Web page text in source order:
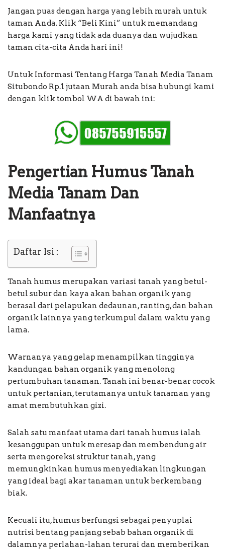
Jangan puas dengan harga yang lebih murah untuk
taman Anda. Klik “Beli Kini” untuk memandang
harga kami yang tidak ada duanya dan wujudkan
taman cita-cita Anda hari ini!
Untuk Informasi Tentang Harga Tanah Media Tanam
Situbondo Rp.1 jutaan Murah anda bisa hubungi kami
dengan klik tombol WA di bawah ini:
Pengertian Humus Tanah
Media Tanam Dan
Manfaatnya
Daftar Isi :
Tanah humus merupakan variasi tanah yang betul-
betul subur dan kaya akan bahan organik yang
berasal dari pelapukan dedaunan, ranting, dan bahan
organik lainnya yang terkumpul dalam waktu yang
lama.
Warnanya yang gelap menampilkan tingginya
kandungan bahan organik yang menolong
pertumbuhan tanaman. Tanah ini benar-benar cocok
untuk pertanian, terutamanya untuk tanaman yang
amat membutuhkan gizi.
Salah satu manfaat utama dari tanah humus ialah
kesanggupan untuk meresap dan membendung air
serta mengoreksi struktur tanah, yang
memungkinkan humus menyediakan lingkungan
yang ideal bagi akar tanaman untuk berkembang
biak.
Kecuali itu, humus berfungsi sebagai penyuplai
nutrisi bentang panjang sebab bahan organik di
dalamnya perlahan-lahan terurai dan memberikan